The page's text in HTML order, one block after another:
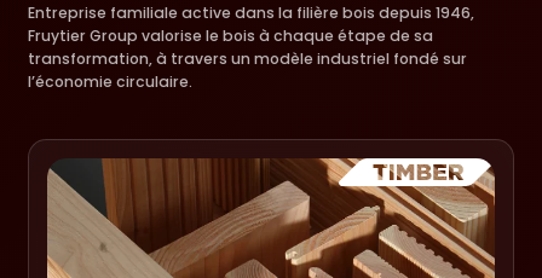
Entreprise familialeactive dans la filière bois depuis 1946,
Fruytier Group valorise le bois à chaque étape de sa
transformation, à travers un modèle industriel fondé sur
l’économie circulaire.